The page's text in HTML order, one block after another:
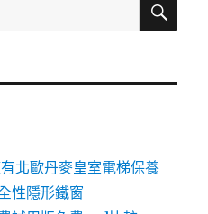
北歐丹麥皇室電梯保養
性隱形鐵窗